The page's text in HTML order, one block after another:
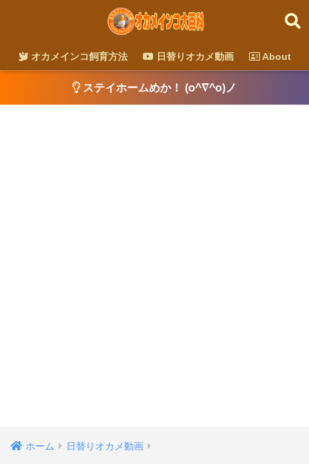
オカメインコ飼育方法 日替りオカメ動画 About
ステイホームめか！ (o^∇^o)ノ
ホーム 日替りオカメ動画